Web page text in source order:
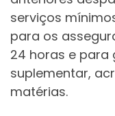
serviços
para os
24 horas e para
suplementar,
matérias.